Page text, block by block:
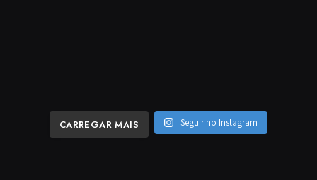
CARREGAR MAIS Seguir no Instagram